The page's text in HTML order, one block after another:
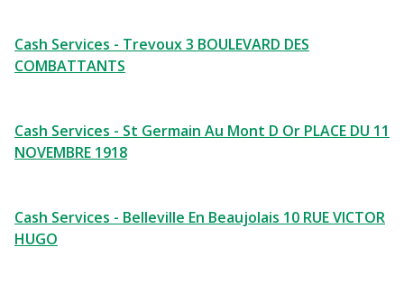
Cash Services - Trevoux 3 BOULEVARD DES
COMBATTANTS
Cash Services - St Germain Au Mont D Or PLACE DU 11
NOVEMBRE 1918
Cash Services - Belleville En Beaujolais 10 RUE VICTOR
HUGO